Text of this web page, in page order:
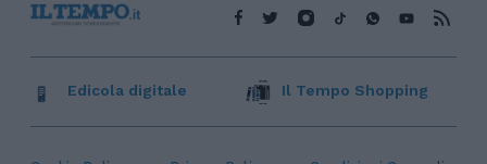
Edicola digitale Il Tempo Shopping